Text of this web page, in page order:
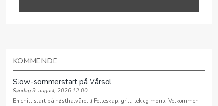
KOMMENDE
Slow-sommerstart på Vårsol
Søndag 9. august, 2026 12:00
En chill start på høsthalvåret :) Felleskap, grill, lek og morro. Velkommen